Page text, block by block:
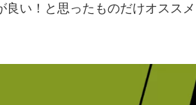
い！と思ったものだけオススメ